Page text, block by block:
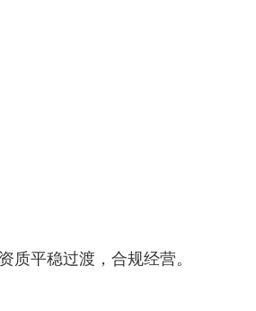
平稳过渡，合规经营。